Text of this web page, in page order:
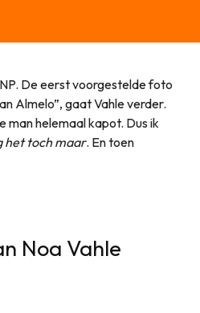
De eerst voorgestelde foto
Almelo”, gaat Vahle verder.
man helemaal kapot. Dus ik
het toch maar. En toen
Noa Vahle